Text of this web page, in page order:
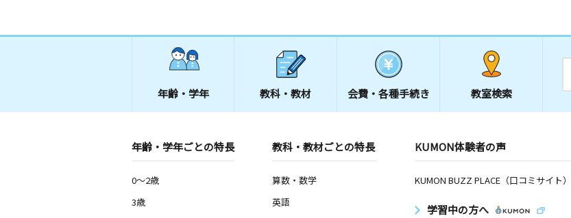
年齢・学年 教科・教材 会費・ 各種手続き 教室検索
年齢・学年ごとの特長
0～2歳
3歳
教科・教材ごとの特長
算数・数学
英語
KUMON体験者の声
KUMON BUZZ PLACE（口コミサイト）
学習中の方へ